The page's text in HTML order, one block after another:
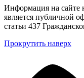
Информация на сайте
является публичной
статьи 437
Прокрутить наверх